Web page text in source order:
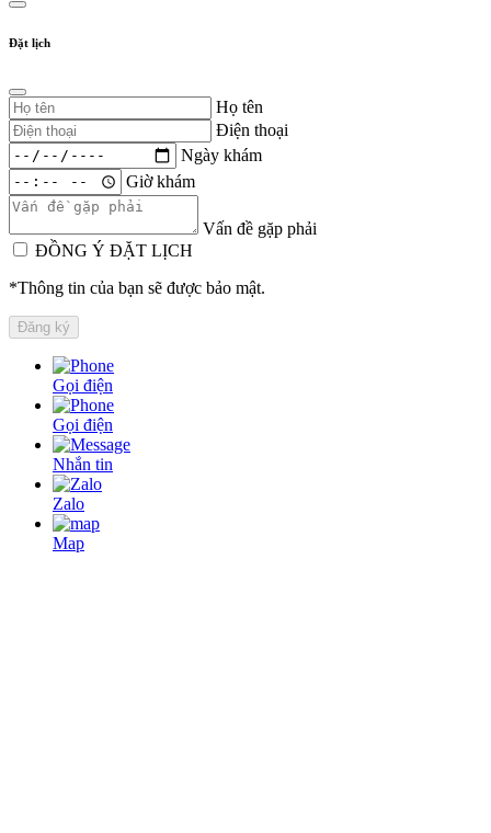
Đặt lịch
Họ tên
Điện thoại
Ngày khám
Giờ khám
Vấn đề gặp phải
ĐỒNG Ý ĐẶT LỊCH
*Thông tin của bạn sẽ được bảo mật.
Gọi điện
Gọi điện
Nhắn tin
Zalo
Map